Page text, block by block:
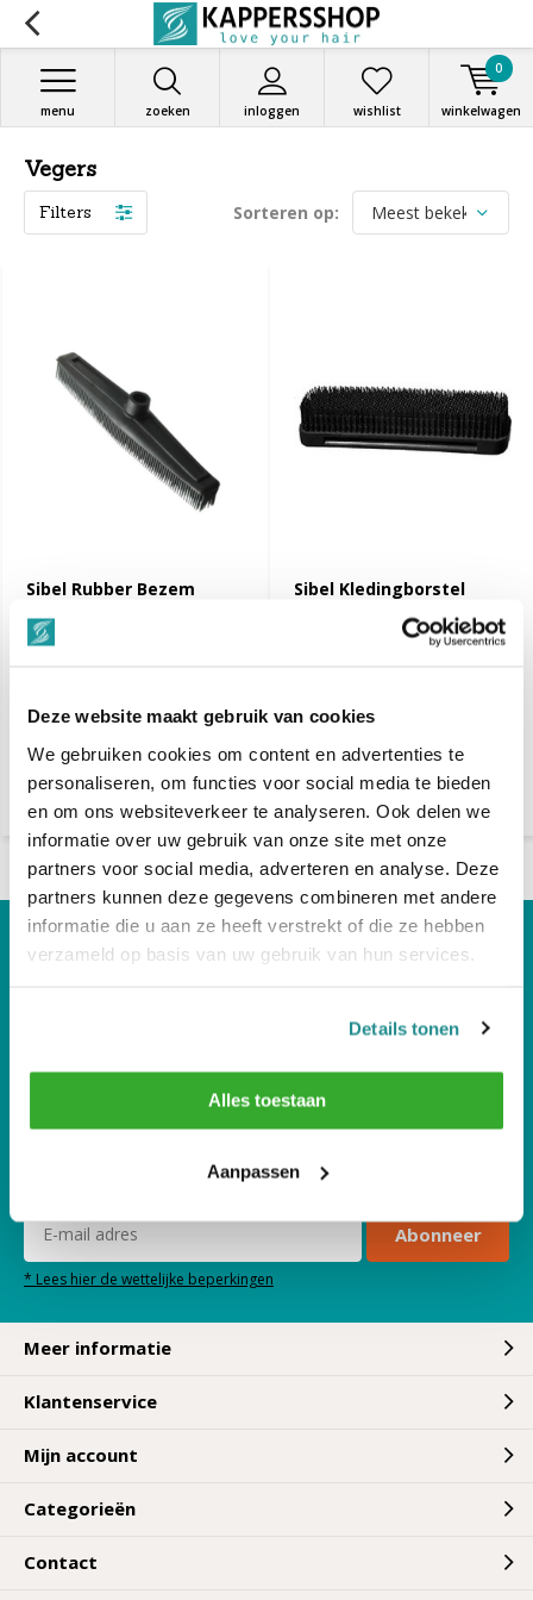
Deze website maakt gebruik van cookies
We gebruiken cookies om content en advertenties te
personaliseren, om functies voor social media te bieden
en om ons websiteverkeer te analyseren. Ook delen we
informatie over uw gebruik van onze site met onze
partners voor social media, adverteren en analyse. Deze
partners kunnen deze gegevens combineren met andere
informatie die u aan ze heeft verstrekt of die ze hebben
verzameld op basis van uw gebruik van hun services.
Details tonen
Alles toestaan
Aanpassen
zoeken inloggen
menu wishlist winkelwagen
0
Vegers
Filters Sorteren op:
Sibel Rubber Bezem
Dinsdag in huis
Vergelijk
Sibel Kledingborstel
Dinsdag in huis
Vergelijk
Hulp Nodig?
Abonneer
* Lees hier de wettelijke beperkingen
Meer informatie
Klantenservice
Mijn account
Categorieën
Contact